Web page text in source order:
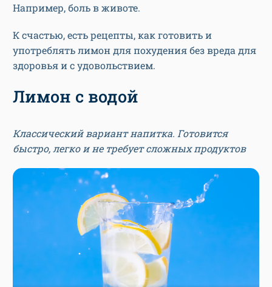
Например, боль в животе.
К счастью, есть рецепты, как готовить и
употреблять лимон для похудения без вреда для
здоровья и с удовольствием.
Лимон с водой
Классический вариант напитка. Готовится
быстро, легко и не требует сложных продуктов